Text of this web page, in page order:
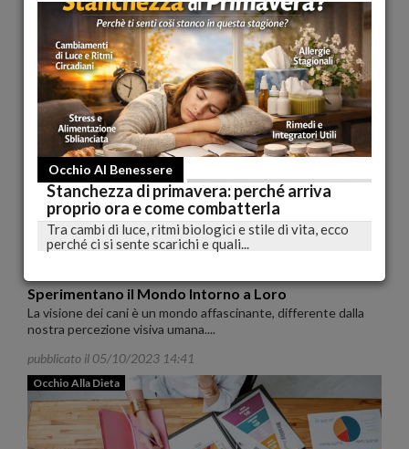
Perdere Peso
Il cambio di stagione porta con sé nuove sfide per il nostro
benessere fisico e mentale, ed è...
pubblicato il 05/10/2023 14:43
Occhio Al Benessere
Sperimentano il Mondo Intorno a Loro
La visione dei cani è un mondo affascinante, differente dalla
nostra percezione visiva umana....
pubblicato il 05/10/2023 14:41
Occhio Alla Dieta
Occhio Al Benessere
Stanchezza di primavera: perché arriva
proprio ora e come combatterla
Tra cambi di luce, ritmi biologici e stile di vita, ecco
perché ci si sente scarichi e quali...